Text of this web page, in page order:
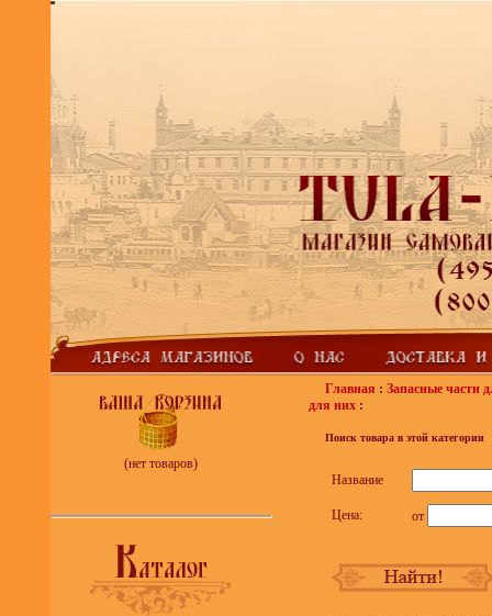
(нет товаров)
Главная : Запасные части
для них :
Поиск товара в этой категории
Название
Цена: от